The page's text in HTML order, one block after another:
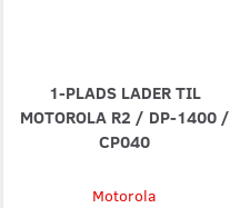
1-PLADS LADER TIL
MOTOROLA R2 / DP-1400 /
CP040
Motorola